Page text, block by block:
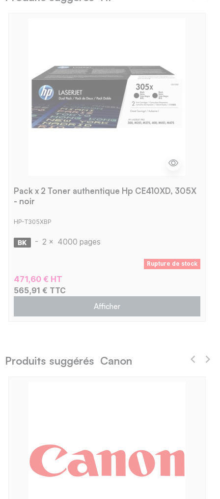
Pack x 2 Toner authentique Hp CE410XD, 305X
- noir
HP-T305XBP
- 2 x 4000 pages
Rupture de stock
471,60 € HT
565,91 € TTC
Afficher
Produits suggérés Canon